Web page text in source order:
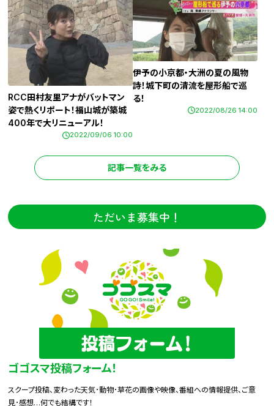
RCC田村友里アナがバットマン
姿で熱くリポート！福山城が築城
400年で大リニューアル！
2022/09/06 10:00
伊予の小京都・大洲の夏の風物
詩！城下町の清流を屋形船で巡
る！
2022/08/26 14:00
記事一覧をみる
ただいま募集中！
ゴゴスマ投稿フォーム！
スクープ投稿、変わった天気･動物･草花の画像や映像、番組への情報提供、ご意
見･感想…何でも結構です！